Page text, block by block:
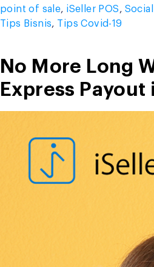
point of sale, iSeller POS,
Tips Bisnis, Tips Covid-19
No More Long
Express Payout